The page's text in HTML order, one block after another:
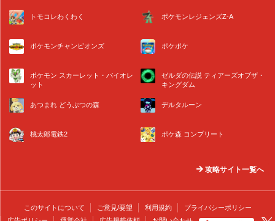
トモコレわくわく ポケモンレジェンズZ-A
ポケモンチャンピオンズ ポケポケ
ポケモン スカーレット・バイオレ
ット
ゼルダの伝説 ティアーズオブザ・
キングダム
あつまれ どうぶつの森 デルタルーン
桃太郎電鉄2 ポケ森 コンプリート
攻略サイト一覧へ
このサイトについて ご意見/要望 利用規約
プライバシーポリシー